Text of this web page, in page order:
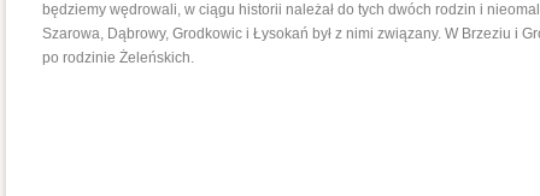
będziemy wędrowali, w ciągu historii należał do tych dwóch rodzin i
Szarowa, Dąbrowy, Grodkowic i Łysokań był z nimi związany. W Brzeziu i
po rodzinie Żeleńskich.